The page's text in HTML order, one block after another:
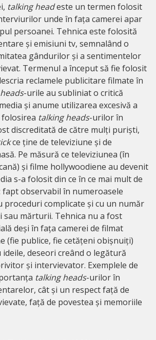
talking headeste un termen folosit
unde în fața camerei apar
persoanei. Tehnica este folosită
și emisiuni tv, semnalând o
gândurilor și a sentimentelor
Termenul a început să fie folosit
reclamele publicitare filmate în
-urile au subliniat o critică
și anume utilizarea excesivă a
talking heads-urilor în
discreditată de către mulți puriști,
ce ține de televiziune și de
Pe măsură ce televiziunea (în
și filme hollywoodiene au devenit
s-a folosit din ce în ce mai mult de
fapt observabil în numeroasele
proceduri complicate și cu un număr
sau mărturii. Tehnica nu a fost
deși în fața camerei de filmat
(fie publice, fie cetățeni obișnuiți)
ideile, deseori creând o legătură
și intervievator. Exemplele de
talking heads-urilor în
cât și un respect față de
față de povestea și memoriile